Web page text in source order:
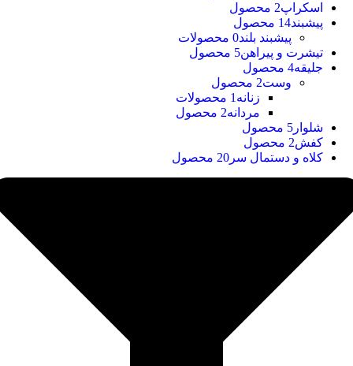
اسکراپ2 محصول
پیشبند14 محصول
پیشبند بلند0 محصولات
تیشرت و پیراهن5 محصول
جلیقه4 محصول
وست2 محصول
زنانه 1 محصولات
مردانه2 محصول
شلوار 5 محصول
کفش2 محصول
کلاه و دستمال سر 20 محصول